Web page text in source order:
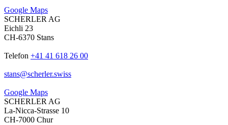
Google Maps
SCHERLER AG
Eichli 23
CH-6370 Stans
Telefon +41 41 618 26 00
stans@scherler.swiss
Google Maps
SCHERLER AG
La-Nicca-Strasse 10
CH-7000 Chur